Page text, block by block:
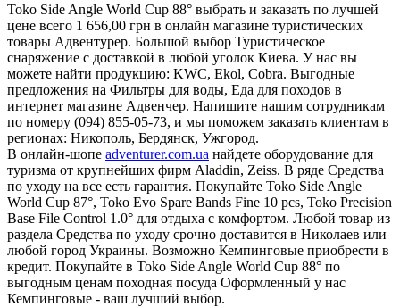
Toko Side Angle World Cup 88° выбрать и заказать по лучшей
цене всего 1 656,00 грн в онлайн магазине туристических
товары Адвентурер. Большой выбор Туристическое
снаряжение с доставкой в любой уголок Киева. У нас вы
можете найти продукцию: KWC, Ekol, Cobra. Выгодные
предложения на Фильтры для воды, Еда для походов в
интернет магазине Адвенчер. Напишите нашим сотрудникам
по номеру (094) 855-05-73, и мы поможем заказать клиентам в
регионах: Никополь, Бердянск, Ужгород.
В онлайн-шопе adventurer.com.ua найдете оборудование для
туризма от крупнейших фирм Aladdin, Zeiss. В ряде Средства
по уходу на все есть гарантия. Покупайте Toko Side Angle
World Cup 87°, Toko Evo Spare Bands Fine 10 pcs, Toko Precision
Base File Control 1.0° для отдыха с комфортом. Любой товар из
раздела Средства по уходу срочно доставится в Николаев или
любой город Украины. Возможно Кемпинговые приобрести в
кредит. Покупайте в Toko Side Angle World Cup 88° по
выгодным ценам походная посуда Оформленный у нас
Кемпинговые - ваш лучший выбор.